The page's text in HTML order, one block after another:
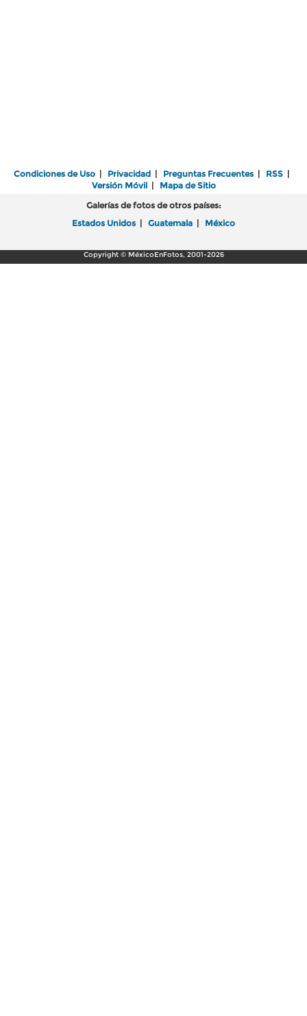
Condiciones de Uso | Privacidad | Preguntas Frecuentes | RSS |
Versión Móvil| Mapa de Sitio
Galerías de fotos de otros países:
Estados Unidos | Guatemala | México
Copyright © MéxicoEnFotos, 2001-2026